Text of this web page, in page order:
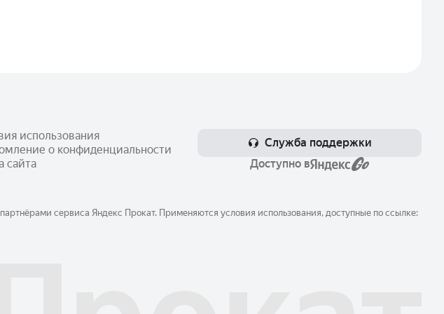
использования
о конфиденциальности
сайта
Служба поддержки
Доступно в
сервиса Яндекс Прокат. Применяются условия использования, доступные по ссылке: